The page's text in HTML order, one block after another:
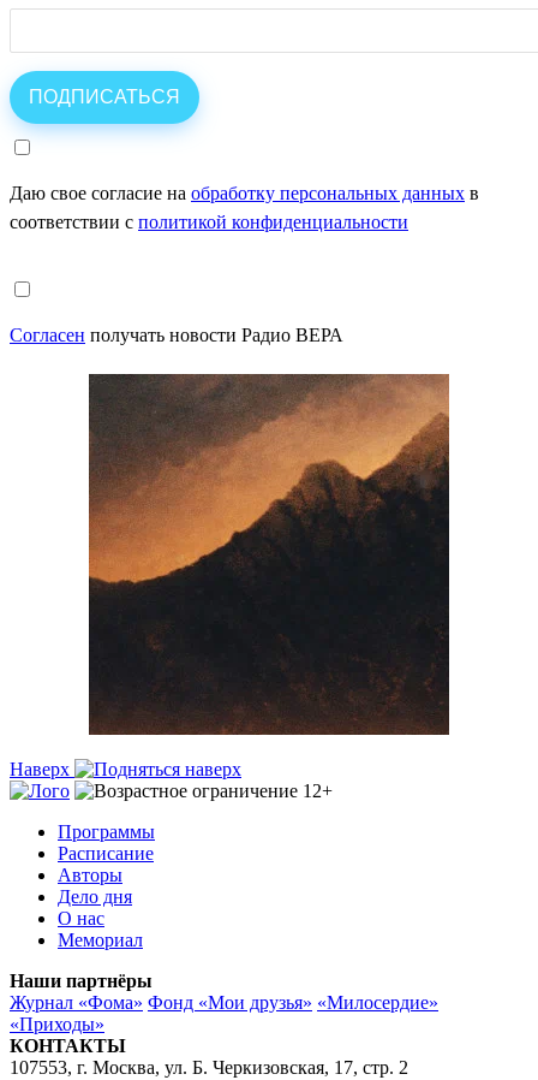
Даю свое согласие на обработку персональных данных в
соответствии с политикой конфиденциальности
Согласен получать новости Радио ВЕРА
Наверх
Программы
Расписание
Авторы
Дело дня
О нас
Мемориал
Наши партнёры
Журнал «Фома» Фонд «Мои друзья» «Милосердие»
«Приходы»
КОНТАКТЫ
107553, г. Москва, ул. Б. Черкизовская, 17, стр. 2